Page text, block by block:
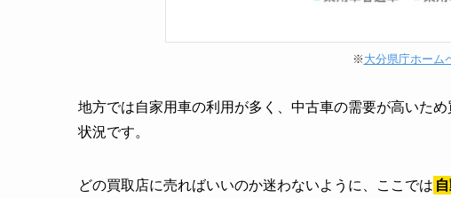
※ 大分県庁ホーム
地方では自家用車の利用が多く、中古車の需要が高いた
状況です。
どの買取店に売ればいいのか迷わないように、ここでは